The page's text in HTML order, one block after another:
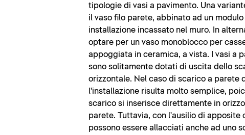
tipologie di vasi a pavimento. Una
il vaso filo parete, abbinato ad un modulo
installazione incassato nel muro. In
optare per un vaso monoblocco per
appoggiata in ceramica, a vista. I vasi a
sono solitamente dotati di uscita dello
orizzontale. Nel caso di scarico a parete
l'installazione risulta molto semplice,
scarico si inserisce direttamente in
parete. Tuttavia, con l'ausilio di apposite
possono essere allacciati anche ad uno